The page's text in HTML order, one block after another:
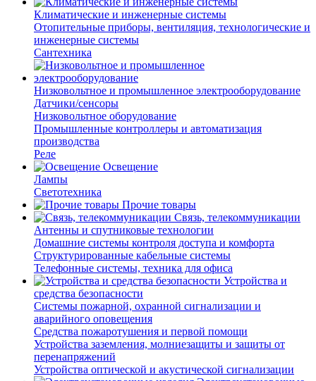
Климатические и инженерные системы
Отопительные приборы, вентиляция, технологические и
инженерные системы
Сантехника
Низковольтное и промышленное электрооборудование
Датчики/сенсоры
Низковольтное оборудование
Промышленные контроллеры и автоматизация
производства
Реле
Освещение
Лампы
Светотехника
Прочие товары
Связь, телекоммуникации
Антенны и спутниковые технологии
Домашние системы контроля доступа и комфорта
Структурированные кабельные системы
Телефонные системы, техника для офиса
Устройства и
средства безопасности
Системы пожарной, охранной сигнализации и
аварийного оповещения
Средства пожаротушения и первой помощи
Устройства заземления, молниезащиты и защиты от
перенапряжений
Устройства оптической и акустической сигнализации